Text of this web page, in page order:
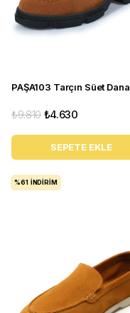
₺4.630
₺9.810
SEPETE EKLE
%61 İNDIRIM